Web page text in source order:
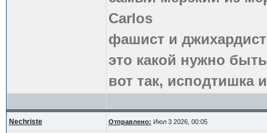
Carlos
фашист и
это какой нужно
вот так, исподтишка
Nechriste Отправлено: Июл 3 2026, 00:05